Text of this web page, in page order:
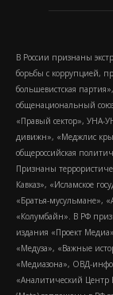
В России признаны
борьбы с коррупцией,
большевистская
общенациональный
«Правый сектор», УНА-
дивижн», «Меджлис
общероссийская
Признаны
Кавказ», «Исламское
«Братья-мусульмане»,
«Колумбайн». В РФ
издания «Проект
«Медуза», «Важные
«Медиазона», ОВД-
«Аналитический Центр